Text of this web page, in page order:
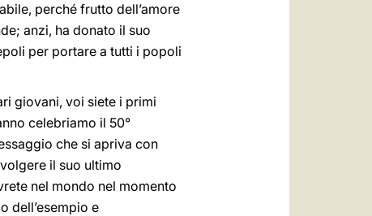
perché frutto dell’amore
anzi, ha donato il suo
per portare a tutti i popoli
giovani, voi siete i primi
celebriamo il 50°
che si apriva con
il suo ultimo
nel mondo nel momento
dell’esempio e